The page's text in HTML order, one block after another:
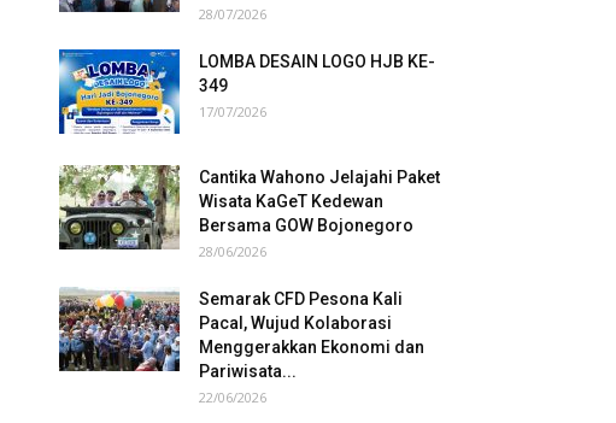
28/07/2026
LOMBA DESAIN LOGO HJB KE-
349
17/07/2026
Cantika Wahono Jelajahi Paket
Wisata KaGeT Kedewan
Bersama GOW Bojonegoro
28/06/2026
Semarak CFD Pesona Kali
Pacal, Wujud Kolaborasi
Menggerakkan Ekonomi dan
Pariwisata...
22/06/2026